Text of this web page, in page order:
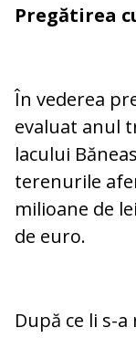
Pregătirea
În vederea
evaluat anul
lacului
terenurile
milioane de
de euro.
După ce li s-